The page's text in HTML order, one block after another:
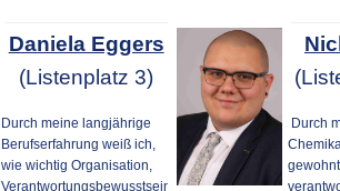
Daniela Eggers
(Listenplatz 3)
Durch meine langjährige
Berufserfahrung weiß ich,
wie wichtig Organisation,
Verantwortungsbewusstsein
Durch